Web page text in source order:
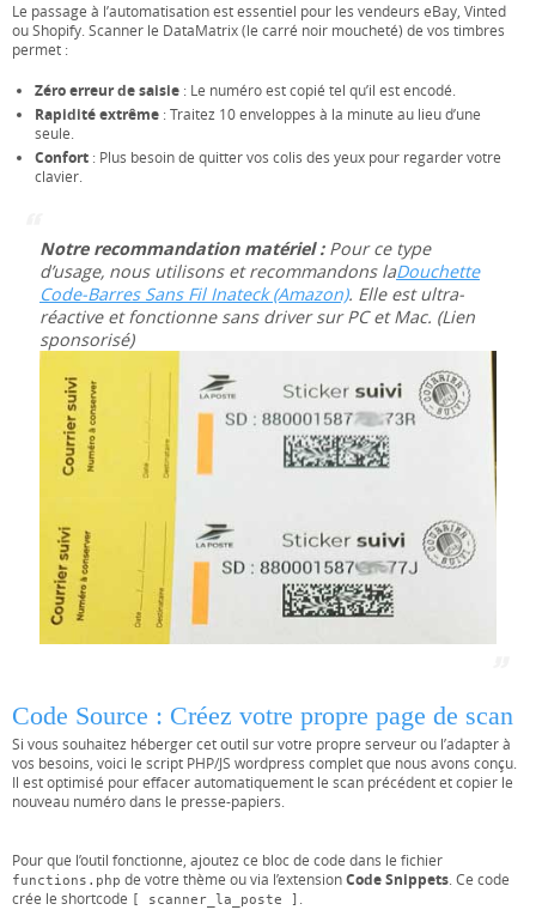
Le passage à l’automatisation est essentiel pour les vendeurs eBay, Vinted
ou Shopify. Scanner le DataMatrix (le carré noir moucheté) de vos timbres
permet :
Zéro erreur de saisie : Le numéro est copié tel qu’il est encodé.
Rapidité extrême : Traitez 10 enveloppes à la minute au lieu d’une
seule.
Confort : Plus besoin de quitter vos colis des yeux pour regarder votre
clavier.
Notre recommandation matériel :Pour ce type
d’usage, nous utilisons et recommandons laDouchette
Code-Barres Sans Fil Inateck (Amazon). Elle est ultra-
réactive et fonctionne sans driver sur PC et Mac. (Lien
sponsorisé)
Code Source : Créez votre propre page de scan
Si vous souhaitez héberger cet outil sur votre propre serveur ou l’adapter à
vos besoins, voici le script PHP/JS wordpress complet que nous avons conçu.
Il est optimisé pour effacer automatiquement le scan précédent et copier le
nouveau numéro dans le presse-papiers.
Pour que l’outil fonctionne, ajoutez ce bloc de code dans le fichier
functions.php de votre thème ou via l’extension Code Snippets . Ce code
crée le shortcode [ scanner_la_poste ]